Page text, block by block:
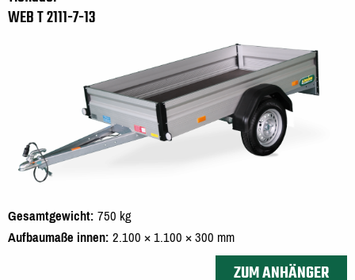
WEB T 2111-7-13
Gesamtgewicht 750 kg
Aufbaumaße innen 2.100 × 1.100 × 300 mm
ZUM ANHÄNGER